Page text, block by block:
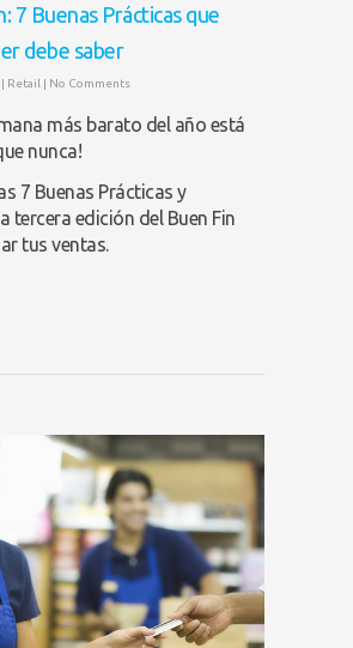
7 Buenas Prácticas que
debe saber
| Retail | No Comments
más barato del año está
nunca!
7 Buenas Prácticas y
tercera edición del Buen Fin
tus ventas.